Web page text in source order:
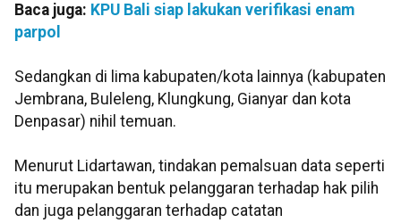
Baca juga: KPU Bali siap lakukan verifikasi enam
parpol
Sedangkan di lima kabupaten/kota lainnya (kabupaten
Jembrana, Buleleng, Klungkung, Gianyar dan kota
Denpasar) nihil temuan.
Menurut Lidartawan, tindakan pemalsuan data seperti
itu merupakan bentuk pelanggaran terhadap hak pilih
dan juga pelanggaran terhadap catatan